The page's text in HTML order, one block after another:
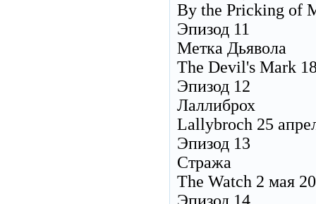
By the Pricking of
Эпизод 11
Метка Дьявола
The Devil's Mark
Эпизод 12
Лаллиброх
Lallybroch 25
Эпизод 13
Стража
The Watch 2 мая